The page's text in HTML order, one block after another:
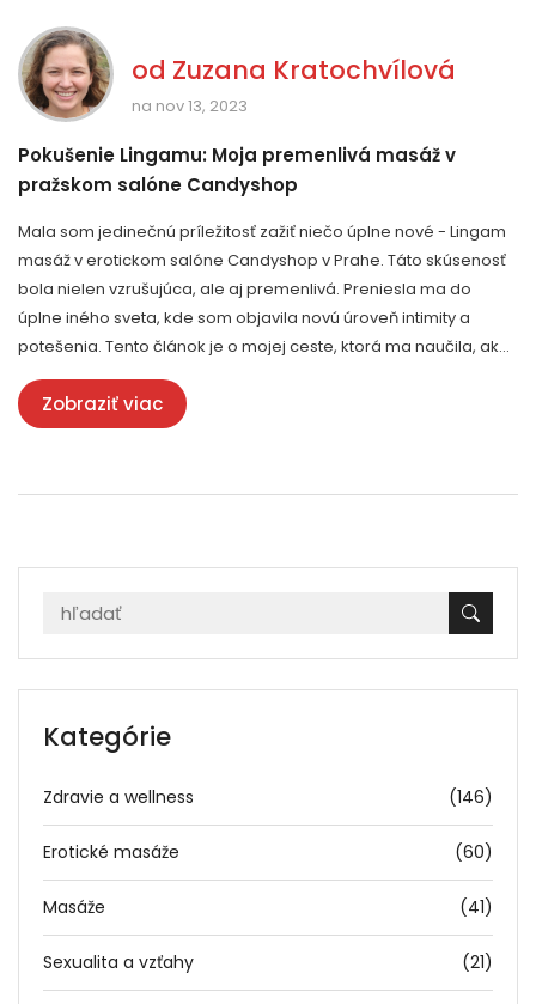
od Zuzana Kratochvílová
na nov 13, 2023
Pokušenie Lingamu: Moja premenlivá masáž v
pražskom salóne Candyshop
Mala som jedinečnú príležitosť zažiť niečo úplne nové - Lingam
masáž v erotickom salóne Candyshop v Prahe. Táto skúsenosť
bola nielen vzrušujúca, ale aj premenlivá. Preniesla ma do
úplne iného sveta, kde som objavila novú úroveň intimity a
potešenia. Tento článok je o mojej ceste, ktorá ma naučila, ako
objaviť a vychutnať si svoju sexualitu na hlbšej úrovni.
Zobraziť viac
Kategórie
Zdravie a wellness (146)
Erotické masáže (60)
Masáže (41)
Sexualita a vzťahy (21)